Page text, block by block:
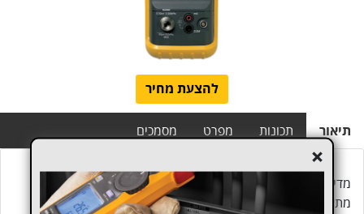
+
להצעת מחיר
תיאור תכונות מפרט מסמכים
מדידת mA עם דיוק 0.015% ורזולוציה 0.001 mA
מתאם לחץ נקבה 1/8 NPT